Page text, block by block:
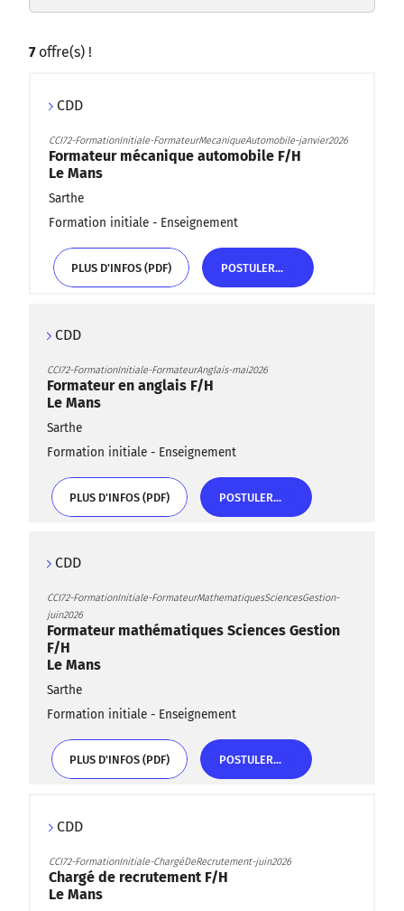
DÉPOSER UNE CANDIDATURE SPONTANÉE
7offre(s) !
CDD
CCI72-FormationInitiale-FormateurMecaniqueAutomobile-janvier2026
Formateur mécanique automobile F/H
Le Mans
Sarthe
Formation initiale - Enseignement
PLUS D'INFOS (PDF) POSTULER...
CDD
CCI72-FormationInitiale-FormateurAnglais-mai2026
Formateur en anglais F/H
Le Mans
Sarthe
Formation initiale - Enseignement
PLUS D'INFOS (PDF) POSTULER...
CDD
CCI72-FormationInitiale-FormateurMathematiquesSciencesGestion-
juin2026
Formateur mathématiques Sciences Gestion
F/H
Le Mans
Sarthe
Formation initiale - Enseignement
PLUS D'INFOS (PDF) POSTULER...
CDD
CCI72-FormationInitiale-ChargéDeRecrutement-juin2026
Chargé de recrutement F/H
Le Mans